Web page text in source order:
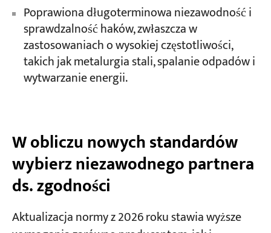
Poprawiona długoterminowa niezawodność i
sprawdzalność haków, zwłaszcza w
zastosowaniach o wysokiej częstotliwości,
takich jak metalurgia stali, spalanie odpadów i
wytwarzanie energii.
W obliczu nowych standardów
wybierz niezawodnego partnera
ds. zgodności
Aktualizacja normy z 2026 roku stawia wyższe